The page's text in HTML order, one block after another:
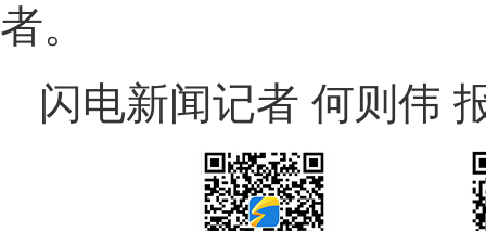
者。
闪电新闻记者 何则伟